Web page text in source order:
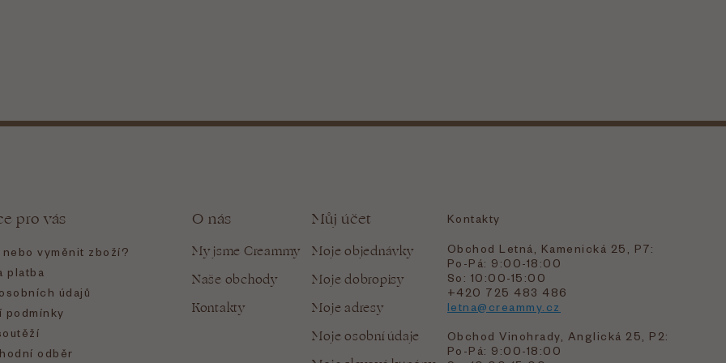
pro vás
vyměnit zboží?
platba
údajů
podmínky
odběr
O nás
My jsme Creammy
Naše obchody
Kontakty
Můj účet
Moje objednávky
Moje dobropisy
Moje adresy
Moje osobní údaje
Kontakty
Obchod Letná, Kamenická 25, P7:
Po-Pá: 9:00-18:00
So: 10:00-15:00
+420 725 483 486
letna@creammy.cz
Obchod Vinohrady, Anglická 25, P2:
Po-Pá: 9:00-18:00